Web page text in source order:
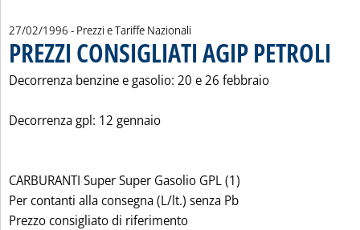
27/02/1996 - Prezzi e Tariffe Nazionali
PREZZI CONSIGLIATI AGIP PETROLI
Decorrenza benzine e gasolio: 20 e 26 febbraio
Decorrenza gpl: 12 gennaio
CARBURANTI Super Super Gasolio GPL (1)
Per contanti alla consegna (L/lt.) senza Pb
Prezzo consigliato di riferimento